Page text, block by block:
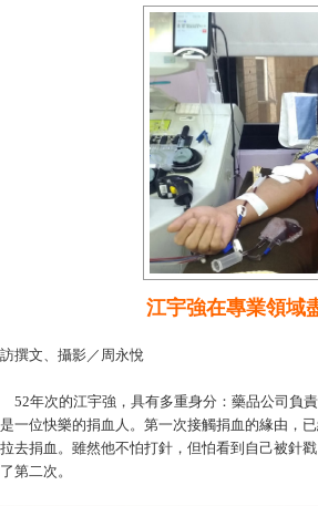
江宇強在專業領域
撰文、攝影／周永悅
次的江宇強，具有多重身分：藥品公司負責
一位快樂的捐血人。第一次接觸捐血的緣由，
去捐血。雖然他不怕打針，但怕看到自己被針
第二次。